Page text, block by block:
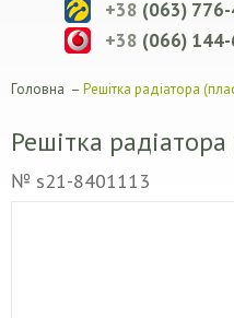
+38 (063)
+38 (066)
Головна – Решітка радіатора
Решітка радіатора
№ s21-8401113